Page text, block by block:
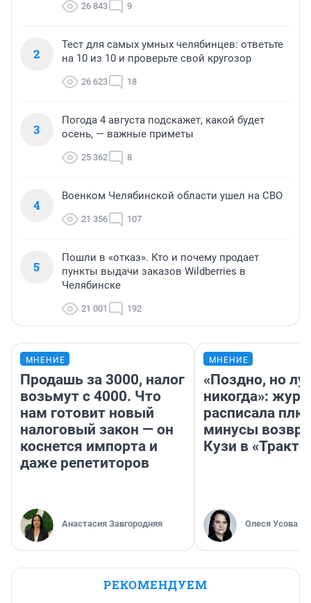
26 843 9
2
Тест для самых умных челябинцев: ответьте
на 10 из 10 и проверьте свой кругозор
26 623 18
3
Погода 4 августа подскажет, какой будет
осень, — важные приметы
25 362 8
4
Военком Челябинской области ушел на СВО
21 356 107
5
Пошли в «отказ». Кто и почему продает
пункты выдачи заказов Wildberries в
Челябинске
21 001 192
МНЕНИЕ
Продашь за 3000, налог
возьмут с 4000. Что
нам готовит новый
налоговый закон — он
коснется импорта и
даже репетиторов
Анастасия Завгородняя
МНЕНИЕ
«Поздно, но
никогда»:
расписала
минусы
Кузи в
Олеся Усова
РЕКОМЕНДУЕМ